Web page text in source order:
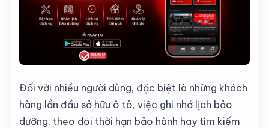
Đối với nhiều người dùng, đặc biệt là những khách
hàng lần đầu sở hữu ô tô, việc ghi nhớ lịch bảo
dưỡng, theo dõi thời hạn bảo hành hay tìm kiếm